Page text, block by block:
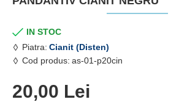
IN STOC
Piatra: Cianit (Disten)
Cod produs: as-01-p20cin
20,00 Lei